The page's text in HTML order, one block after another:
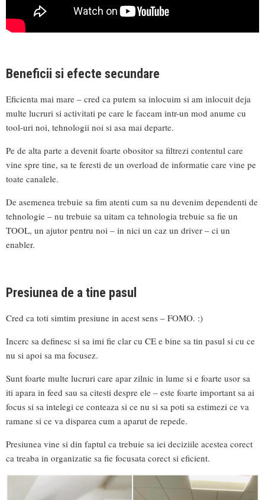
Beneficii si efecte secundare
Eficienta mai mare – cred ca putem sa inlocuim si am inlocuit deja
multe lucruri si activitati pe care le faceam intr-un mod anume cu
tool-uri noi, tehnologii noi si asa mai departe.
Pe de alta parte a devenit foarte obositor sa filtrezi contentul care
vine spre tine, sa te feresti de un overload de informatie care vine pe
toate canalele.
De asemenea trebuie sa fim atenti cum sa nu devenim dependenti de
tehnologie – nu trebuie sa uitam ca tehnologia trebuie sa fie un
TOOL, un ajutor pentru noi – in nici un caz un driver – ci un
enabler.
Presiunea de a tine pasul
Cred ca toti simtim presiune in acest sens – FOMO. :)
Incerc sa definesc si sa imi fie clar cu CE e bine sa tin pasul si cu ce
nu si apoi sa ma focusez.
Sunt foarte multe lucruri care apar zilnic in lume si e foarte usor sa
iti apara in feed sau sa citesti despre ele – este foarte important sa ai
focus si sa intelegi ce conteaza si ce nu si sa poti sa estimezi ce va
ramane si ce va disparea cum a aparut de repede.
Presiunea vine si din faptul ca trebuie sa iei deciziile acestea corect
ca treaba in organizatie sa fie focusata corect si eficient.